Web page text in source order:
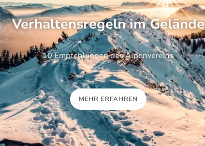
Verhaltensregeln im Gelände
10 Empfehlungen des Alpenvereins
MEHR ERFAHREN